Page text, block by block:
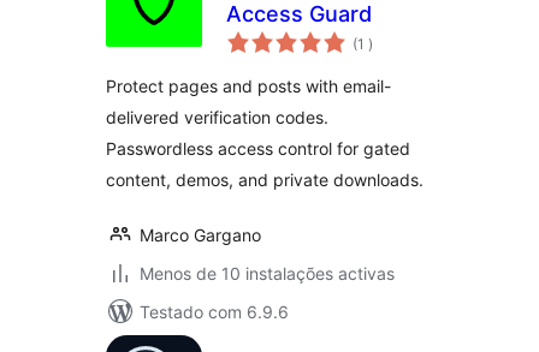
Access Guard
(1 classificações
)
Protect pages and posts with email-
delivered verification codes.
Passwordless access control for gated
content, demos, and private downloads.
Marco Gargano
Menos de 10 instalações activas
Testado com 6.9.6